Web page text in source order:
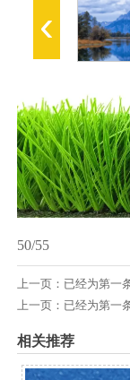
‹
50/55
上一页：已经为第一
上一页：已经为第一
相关推荐